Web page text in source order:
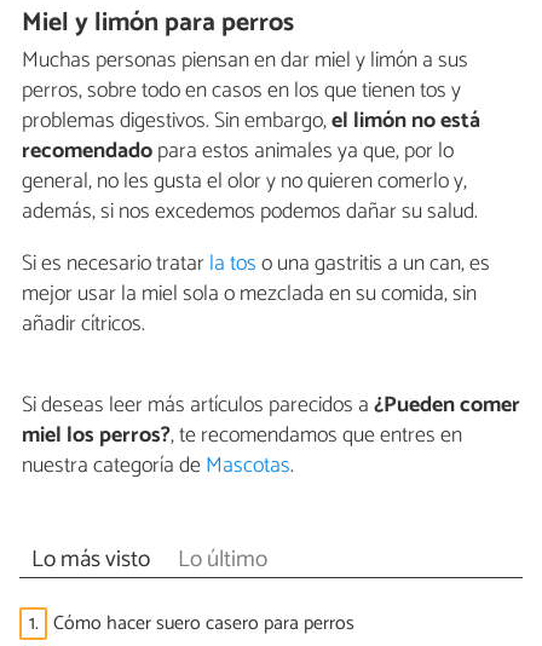
Miel y limón para perros
Muchas personas piensan en dar miel y limón a sus
perros, sobre todo en casos en los que tienen tos y
problemas digestivos. Sin embargo,el limón no está
recomendadopara estos animales ya que, por lo
general, no les gusta el olor y no quieren comerlo y,
además, si nos excedemos podemos dañar su salud.
Si es necesario tratarla toso una gastritis a un can, es
mejor usar la miel sola o mezclada en su comida, sin
añadir cítricos.
Si deseas leer más artículos parecidos a¿Pueden comer
miel los perros?, te recomendamos que entres en
nuestra categoría deMascotas.
Lo más visto Lo último
1. Cómo hacer suero casero para perros